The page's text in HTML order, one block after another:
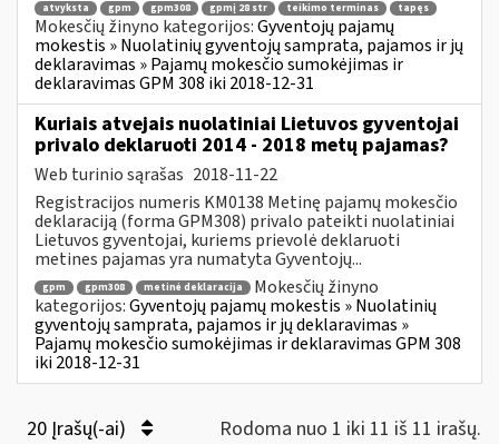
atvyksta gpm gpm308 gpmį 28 str teikimo terminas tapęs
Mokesčių žinyno kategorijos:Gyventojų pajamų
mokestis » Nuolatinių gyventojų samprata, pajamos ir jų
deklaravimas » Pajamų mokesčio sumokėjimas ir
deklaravimas GPM 308 iki 2018-12-31
Kuriais atvejais nuolatiniai Lietuvos gyventojai
privalo deklaruoti 2014 - 2018 metų pajamas?
Web turinio sąrašas 2018-11-22
Registracijos numeris KM0138 Metinę pajamų mokesčio
deklaraciją (forma GPM308) privalo pateikti nuolatiniai
Lietuvos gyventojai, kuriems prievolė deklaruoti
metines pajamas yra numatyta Gyventojų...
gpm gpm308 metinė deklaracija
Mokesčių žinyno
kategorijos:Gyventojų pajamų mokestis » Nuolatinių
gyventojų samprata, pajamos ir jų deklaravimas »
Pajamų mokesčio sumokėjimas ir deklaravimas GPM 308
iki 2018-12-31
20 Įrašų(-ai) Rodoma nuo 1 iki 11 iš 11 irašų.